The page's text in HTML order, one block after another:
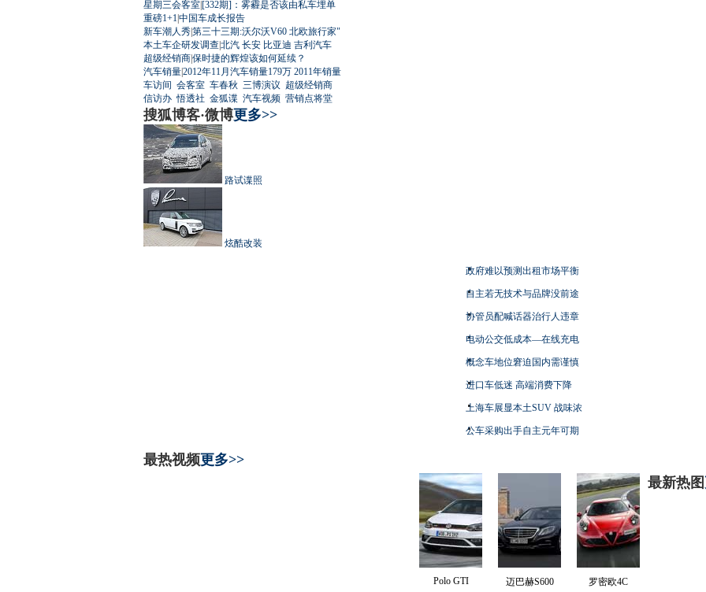
星期三会客室|[332期]：雾霾是否该由私车埋单
重磅1+1 |中国车成长报告
新车潮人秀|第三十三期:沃尔沃V60 北欧旅行家"
本土车企研发调查|北汽 长安 比亚迪 吉利汽车
超级经销商|保时捷的辉煌该如何延续？
汽车销量|2012年11月汽车销量179万 2011年销量
车访间 会客室 车春秋 三博演议 超级经销商
信访办 悟透社 金狐谍 汽车视频 营销点将堂
搜狐博客·微博更多>>
路试谍照
炫酷改装
政府难以预测出租市场平衡
自主若无技术与品牌没前途
协管员配喊话器治行人违章
电动公交低成本—在线充电
概念车地位窘迫国内需谨慎
进口车低迷 高端消费下降
上海车展显本土SUV 战味浓
公车采购出手自主元年可期
最热视频更多>>
Polo GTI 迈巴赫S600 罗密欧4C
最新热图